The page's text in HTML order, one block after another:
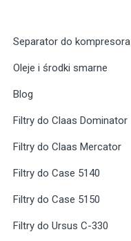
Separator do kompresora
Oleje i środki smarne
Blog
Filtry do Claas Dominator
Filtry do Claas Mercator
Filtry do Case 5140
Filtry do Case 5150
Filtry do Ursus C-330